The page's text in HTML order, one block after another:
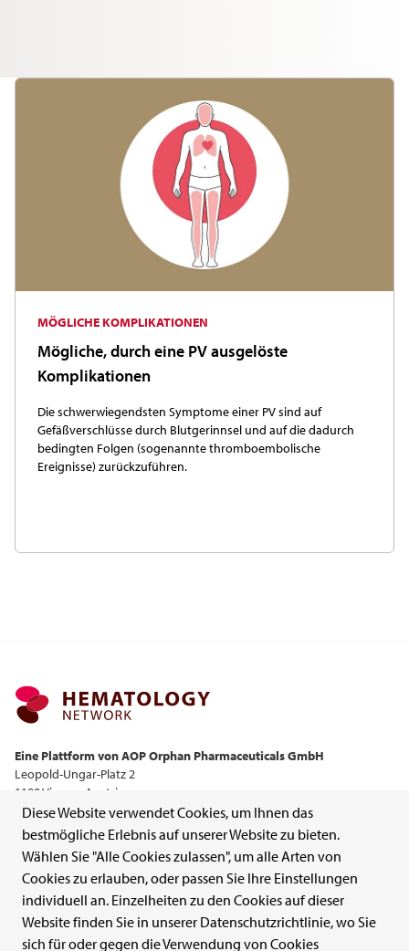
MÖGLICHE KOMPLIKATIONEN
Mögliche, durch eine PV ausgelöste
Komplikationen
Die schwerwiegendsten Symptome einer PV sind auf
Gefäßverschlüsse durch Blutgerinnsel und auf die dadurch
bedingten Folgen (sogenannte thromboembolische
Ereignisse) zurückzuführen.
Mehr Infos
Eine Plattform von AOP Orphan Pharmaceuticals GmbH
Leopold-Ungar-Platz 2
1190 Vienna, Austria
Kontakt
+43 1 503 72 44-0
office@aoporphan.com
Meldungen von Nebenwirkungen
Diese Website verwendet Cookies, um Ihnen das
bestmögliche Erlebnis auf unserer Website zu bieten.
Wählen Sie "Alle Cookies zulassen", um alle Arten von
Cookies zu erlauben, oder passen Sie Ihre Einstellungen
individuell an. Einzelheiten zu den Cookies auf dieser
Website finden Sie in unserer Datenschutzrichtlinie, wo Sie
sich für oder gegen die Verwendung von Cookies